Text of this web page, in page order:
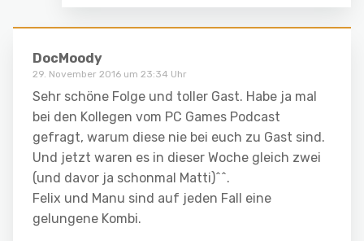
DocMoody
29. November 2016 um 23:34 Uhr
Sehr schöne Folge und toller Gast. Habe ja mal
bei den Kollegen vom PC Games Podcast
gefragt, warum diese nie bei euch zu Gast sind.
Und jetzt waren es in dieser Woche gleich zwei
(und davor ja schonmal Matti)^^.
Felix und Manu sind auf jeden Fall eine
gelungene Kombi.